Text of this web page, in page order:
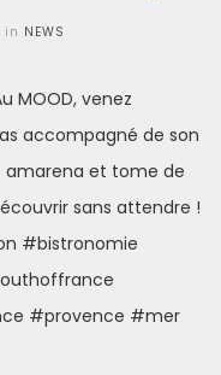
in NEWS
MOOD, venez
accompagné de son
amarena et tome de
sans attendre !
#bistronomie
#provence #mer